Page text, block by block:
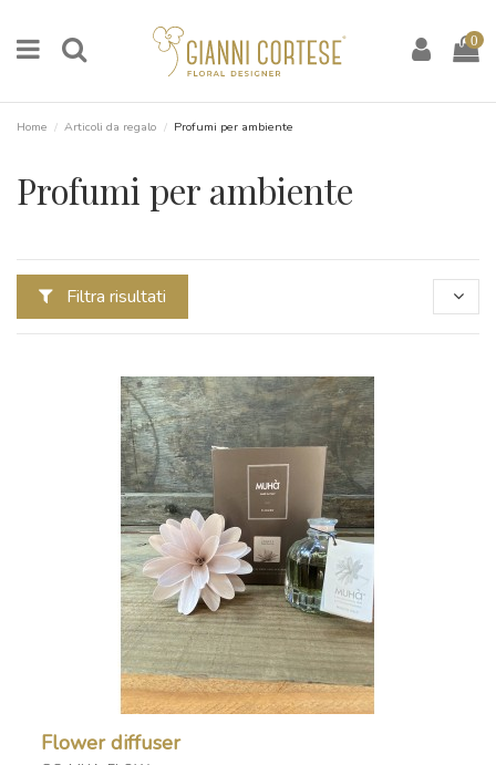
0
Home Articoli da regalo Profumi per ambiente
Profumi per ambiente
Filtra risultati
Flower diffuser